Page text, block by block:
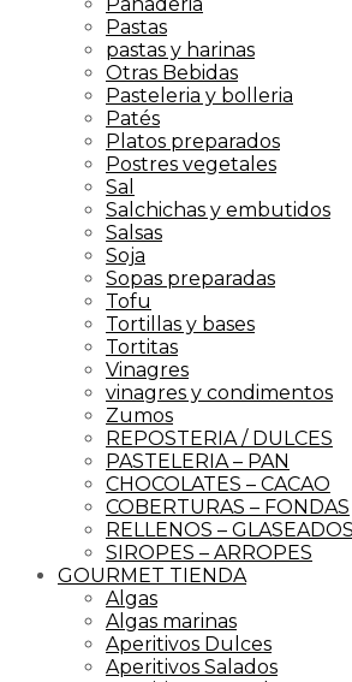
Pastas
pastas y harinas
Otras Bebidas
Pasteleria y bolleria
Patés
Platos preparados
Postres vegetales
Sal
Salchichas y embutidos
Salsas
Soja
Sopas preparadas
Tofu
Tortillas y bases
Tortitas
Vinagres
vinagres y condimentos
Zumos
REPOSTERIA / DULCES
PASTELERIA – PAN
CHOCOLATES – CACAO
COBERTURAS – FONDAS
RELLENOS – GLASEADOS
SIROPES – ARROPES
GOURMET TIENDA
Algas
Algas marinas
Aperitivos Dulces
Aperitivos Salados